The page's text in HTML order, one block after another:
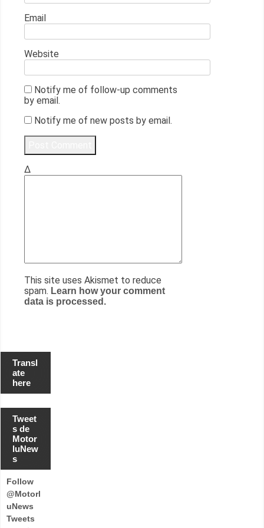
Email
Website
Notify me of follow-up comments
by email.
Notify me of new posts by email.
Δ
This site uses Akismet to reduce
spam. Learn how your comment
data is processed.
Transl
ate
here
Tweet
s de
Motor
luNew
s
Follow
@Motorl
uNews
Tweets